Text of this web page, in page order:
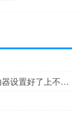
无线路由设置好了为什么上不了网（无线路由器设置好了上不了网）